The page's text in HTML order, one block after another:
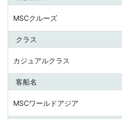
MSCクルーズ
クラス
カジュアルクラス
客船名
MSCワールドアジア